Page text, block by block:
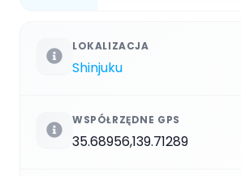
LOKALIZACJA
Shinjuku
WSPÓŁRZĘDNE GPS
35.68956,139.71289